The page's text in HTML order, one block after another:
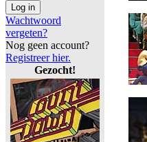
Wachtwoord
vergeten?
Nog geen account?
Registreer hier.
Gezocht!